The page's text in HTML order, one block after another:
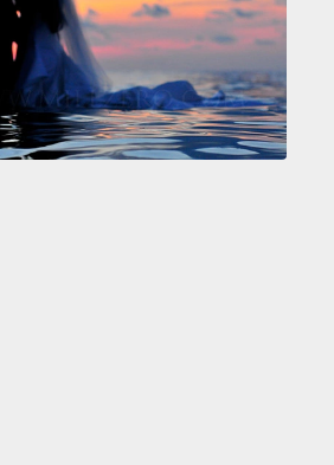
by some world-class
的很棒的酒吧。精釀啤酒正
以在歐洲喝到在地製造、真的